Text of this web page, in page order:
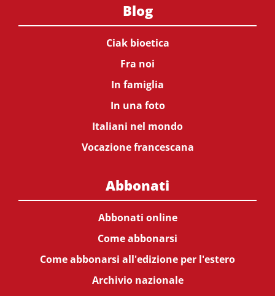
Blog
Ciak bioetica
Fra noi
In famiglia
In una foto
Italiani nel mondo
Vocazione francescana
Abbonati
Abbonati online
Come abbonarsi
Come abbonarsi all'edizione per l'estero
Archivio nazionale